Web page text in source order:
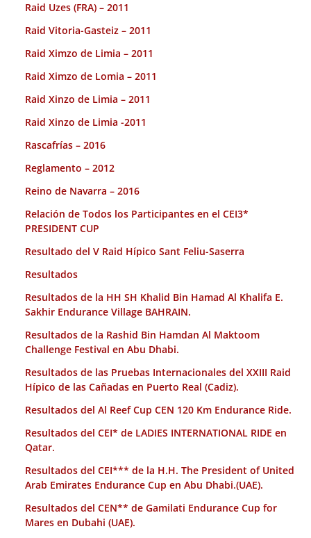
Raid Uzes (FRA) – 2011
Raid Vitoria-Gasteiz – 2011
Raid Ximzo de Limia – 2011
Raid Ximzo de Lomia – 2011
Raid Xinzo de Limia – 2011
Raid Xinzo de Limia -2011
Rascafrías – 2016
Reglamento – 2012
Reino de Navarra – 2016
Relación de Todos los Participantes en el CEI3*
PRESIDENT CUP
Resultado del V Raid Hípico Sant Feliu-Saserra
Resultados
Resultados de la HH SH Khalid Bin Hamad Al Khalifa E.
Sakhir Endurance Village BAHRAIN.
Resultados de la Rashid Bin Hamdan Al Maktoom
Challenge Festival en Abu Dhabi.
Resultados de las Pruebas Internacionales del XXIII Raid
Hípico de las Cañadas en Puerto Real (Cadiz).
Resultados del Al Reef Cup CEN 120 Km Endurance Ride.
Resultados del CEI* de LADIES INTERNATIONAL RIDE en
Qatar.
Resultados del CEI*** de la H.H. The President of United
Arab Emirates Endurance Cup en Abu Dhabi.(UAE).
Resultados del CEN** de Gamilati Endurance Cup for
Mares en Dubahi (UAE).